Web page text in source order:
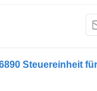
Steuereinheit